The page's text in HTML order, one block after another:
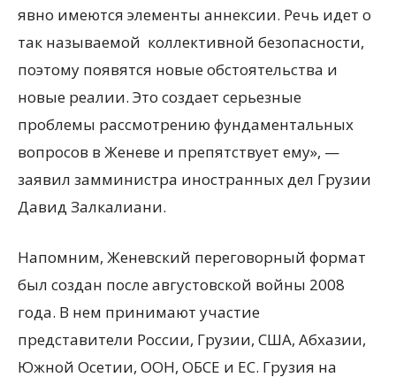
явно имеются элементы аннексии. Речь идет о
так называемой коллективной безопасности,
поэтому появятся новые обстоятельства и
новые реалии. Это создает серьезные
проблемы рассмотрению фундаментальных
вопросов в Женеве и препятствует ему», —
заявил замминистра иностранных дел Грузии
Давид Залкалиани.
Напомним, Женевский переговорный формат
был создан после августовской войны 2008
года. В нем принимают участие
представители России, Грузии, США, Абхазии,
Южной Осетии, ООН, ОБСЕ и ЕС. Грузия на